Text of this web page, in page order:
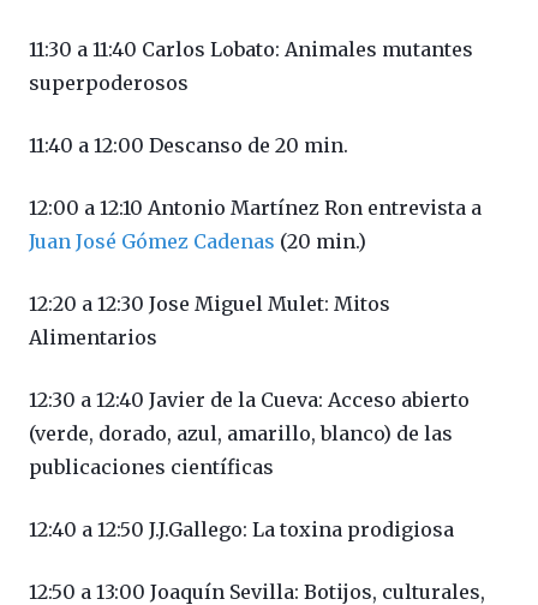
11:30 a 11:40 Carlos Lobato: Animales mutantes
superpoderosos
11:40 a 12:00 Descanso de 20 min.
12:00 a 12:10 Antonio Martínez Ron entrevista a
Juan José Gómez Cadenas (20 min.)
12:20 a 12:30 Jose Miguel Mulet: Mitos
Alimentarios
12:30 a 12:40 Javier de la Cueva: Acceso abierto
(verde, dorado, azul, amarillo, blanco) de las
publicaciones científicas
12:40 a 12:50 J.J.Gallego: La toxina prodigiosa
12:50 a 13:00 Joaquín Sevilla: Botijos, culturales,